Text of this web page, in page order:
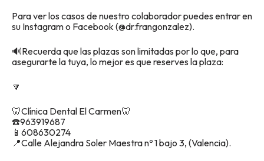
Para ver los casos de nuestro colaborador puedes entrar en
su Instagram o Facebook (@dr.frangonzalez).
🔊Recuerda que las plazas son limitadas por lo que, para
asegurarte la tuya, lo mejor es que reserves la plaza:
🔽
🦷Clínica Dental El Carmen🦷
☎️963919687
📱608630274
📍Calle Alejandra Soler Maestra nº 1 bajo 3, (Valencia).